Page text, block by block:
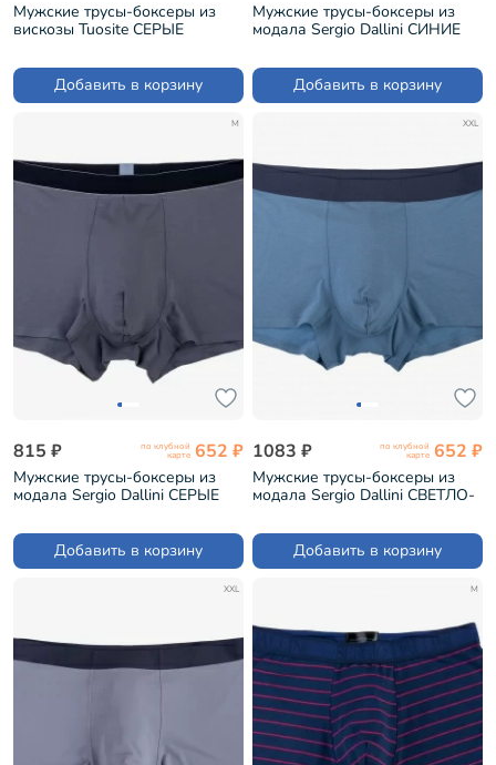
Мужские трусы-боксеры из
вискозы Tuosite СЕРЫЕ
Добавить в корзину
Мужские трусы-боксеры из
модала Sergio Dallini СИНИЕ
Добавить в корзину
M
815 ₽ по клубной
карте 652 ₽
Мужские трусы-боксеры из
модала Sergio Dallini СЕРЫЕ
Добавить в корзину
XXL
1083 ₽ по клубной
карте 652 ₽
Мужские трусы-боксеры из
модала Sergio Dallini СВЕТЛО-
Добавить в корзину
XXL M